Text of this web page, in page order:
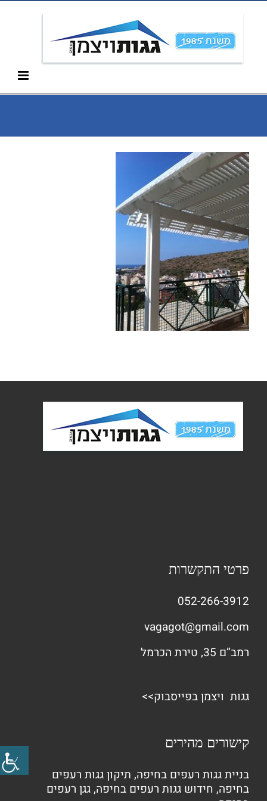
Skip
content
פרטי התקשרות
052-266-3912
vagagot@gmail.com
רמב”ם 35, טירת הכרמל
גגות ויצמן בפייסבוק>>
קישורים מהירים
בניית גגות רעפים בחיפה, תיקון גגות רעפים
בחיפה, חידוש גגות רעפים בחיפה,גגן רעפים